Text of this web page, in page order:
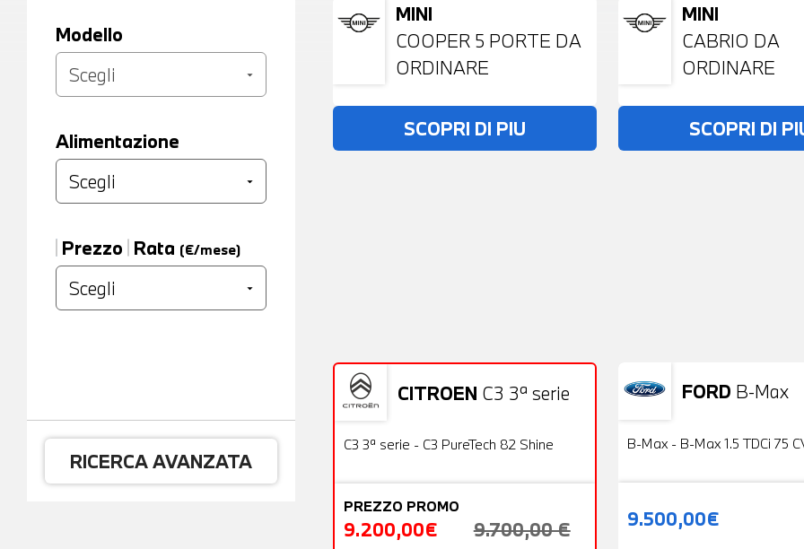
Modello
Alimentazione
Prezzo Rata (€/mese)
RICERCA AVANZATA
MINI
COOPER 5 PORTE DA
ORDINARE
SCOPRI DI PIU
MINI
CABRIO DA
ORDINARE
SCOPRI DI
CITROEN C3 3ª serie
OFFERTA
Usato 22 Foto
C3 3ª serie - C3 PureTech 82 Shine
PREZZO PROMO
9.200,00€ 9.700,00 €
FORD B-Max
Usato
B-Max - B-Max 1.5 TDCi 75
9.500,00€